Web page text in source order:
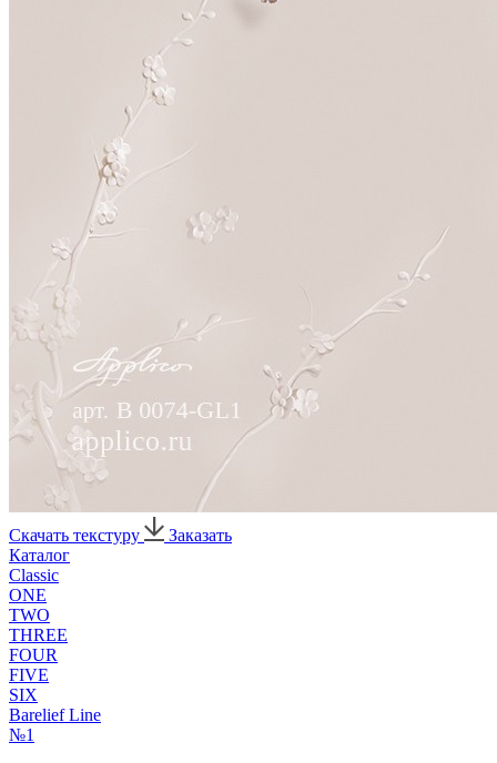
Скачать текстуру
Заказать
Каталог
Classic
ONE
TWO
THREE
FOUR
FIVE
SIX
Barelief Line
№1